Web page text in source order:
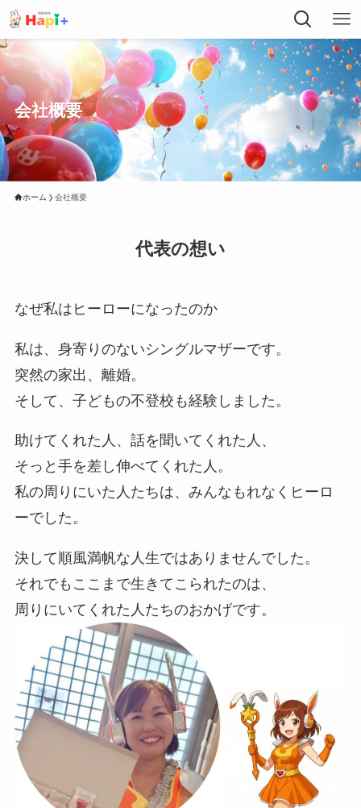
会社概要
ホーム 会社概要
代表の想い
なぜ私はヒーローになったのか
私は、身寄りのないシングルマザーです。
突然の家出、離婚。
そして、子どもの不登校も経験しました。
助けてくれた人、話を聞いてくれた人、
そっと手を差し伸べてくれた人。
私の周りにいた人たちは、みんなもれなくヒーロ
ーでした。
決して順風満帆な人生ではありませんでした。
それでもここまで生きてこられたのは、
周りにいてくれた人たちのおかげです。